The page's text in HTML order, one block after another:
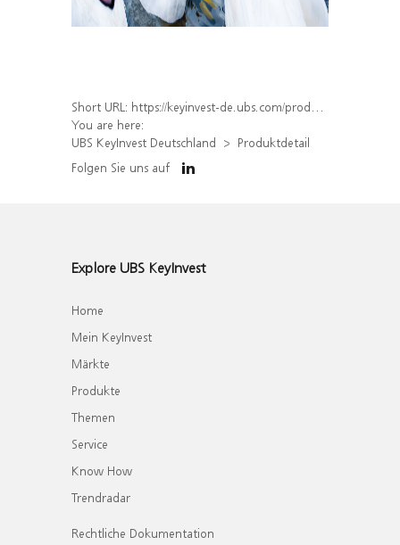
Short URL: https://keyinvest-de.ubs.com/produkt/detail/index/isin/DE000WA4LFT9
You are here:
UBS KeyInvest Deutschland
Produktdetail
Folgen Sie uns auf
Explore UBS KeyInvest
Home
Mein KeyInvest
Märkte
Produkte
Themen
Service
Know How
Trendradar
Rechtliche Dokumentation